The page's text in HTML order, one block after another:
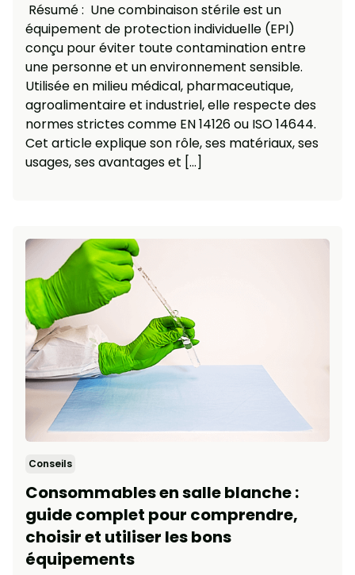
Résumé : Une combinaison stérile est un
équipement de protection individuelle (EPI)
conçu pour éviter toute contamination entre
une personne et un environnement sensible.
Utilisée en milieu médical, pharmaceutique,
agroalimentaire et industriel, elle respecte des
normes strictes comme EN 14126 ou ISO 14644.
Cet article explique son rôle, ses matériaux, ses
usages, ses avantages et […]
Conseils
Consommables en salle blanche :
guide complet pour comprendre,
choisir et utiliser les bons
équipements